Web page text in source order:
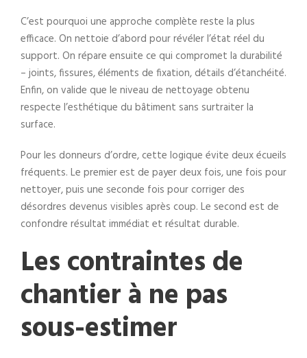
C’est pourquoi une approche complète reste la plus
efficace. On nettoie d’abord pour révéler l’état réel du
support. On répare ensuite ce qui compromet la durabilité
– joints, fissures, éléments de fixation, détails d’étanchéité.
Enfin, on valide que le niveau de nettoyage obtenu
respecte l’esthétique du bâtiment sans surtraiter la
surface.
Pour les donneurs d’ordre, cette logique évite deux écueils
fréquents. Le premier est de payer deux fois, une fois pour
nettoyer, puis une seconde fois pour corriger des
désordres devenus visibles après coup. Le second est de
confondre résultat immédiat et résultat durable.
Les contraintes de
chantier à ne pas
sous-estimer